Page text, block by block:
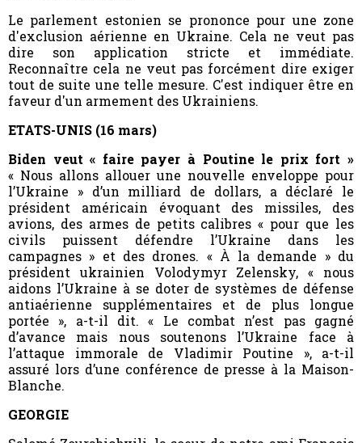
Le parlement estonien se prononce pour une zone
d'exclusion aérienne en Ukraine. Cela ne veut pas
dire son application stricte et immédiate.
Reconnaître cela ne veut pas forcément dire exiger
tout de suite une telle mesure. C'est indiquer être en
faveur d'un armement des Ukrainiens.
ETATS-UNIS (16 mars)
Biden veut « faire payer à Poutine le prix fort »
« Nous allons allouer une nouvelle enveloppe pour
l’Ukraine » d’un milliard de dollars, a déclaré le
président américain évoquant des missiles, des
avions, des armes de petits calibres « pour que les
civils puissent défendre l’Ukraine dans les
campagnes » et des drones. « À la demande » du
président ukrainien Volodymyr Zelensky, « nous
aidons l’Ukraine à se doter de systèmes de défense
antiaérienne supplémentaires et de plus longue
portée », a-t-il dit. « Le combat n’est pas gagné
d’avance mais nous soutenons l’Ukraine face à
l’attaque immorale de Vladimir Poutine », a-t-il
assuré lors d’une conférence de presse à la Maison-
Blanche.
GEORGIE